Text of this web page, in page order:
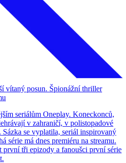
vítaný posun. Špionážní thriller
seriálům Oneplay. Koneckonců,
v zahraničí, v polistopadové
se vyplatila, seriál inspirovaný
série má dnes premiéru na streamu.
první tři epizody a fanoušci první série